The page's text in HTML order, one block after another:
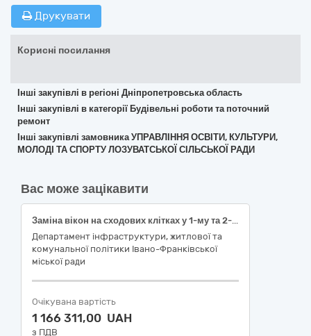
Друкувати
Корисні посилання
Інші закупівлі в регіоні Дніпропетровська область
Інші закупівлі в категорії Будівельні роботи та поточний
ремонт
Інші закупівлі замовника УПРАВЛІННЯ ОСВІТИ, КУЛЬТУРИ,
МОЛОДІ ТА СПОРТУ ЛОЗУВАТСЬКОЇ СІЛЬСЬКОЇ РАДИ
Вас може зацікавити
Заміна вікон на сходових клітках у 1-му та 2-му під’їздах багатоквартирного будинку на вул. Коновальця, 130 в м. Івано-Франківськ (поточний ремонт) за (ДК 021:2015–45420000-7 - столярні та теслярні роботи), НК 018:2023
Департамент інфраструктури, житлової та
комунальної політики Івано-Франківської
міської ради
Очікувана вартість
1 166 311,00 UAH
з ПДВ